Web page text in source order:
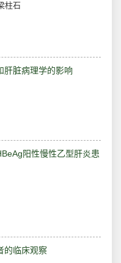
柱石
肝脏病理学的影响
阳性慢性乙型肝炎患
的临床观察